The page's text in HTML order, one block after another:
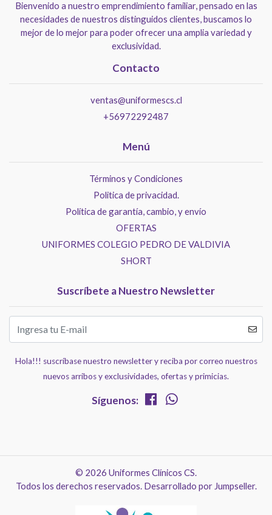
Bienvenido a nuestro emprendimiento familiar, pensado en las
necesidades de nuestros distinguidos clientes, buscamos lo
mejor de lo mejor para poder ofrecer una amplia variedad y
exclusividad.
Contacto
ventas@uniformescs.cl
+56972292487
Menú
Términos y Condiciones
Politica de privacidad.
Política de garantía, cambio, y envío
OFERTAS
UNIFORMES COLEGIO PEDRO DE VALDIVIA
SHORT
Suscríbete a Nuestro Newsletter
Hola!!! suscríbase nuestro newsletter y reciba por correo nuestros
nuevos arribos y exclusividades, ofertas y primicias.
Síguenos:
© 2026 Uniformes Clínicos CS.
Todos los derechos reservados. Desarrollado por Jumpseller.